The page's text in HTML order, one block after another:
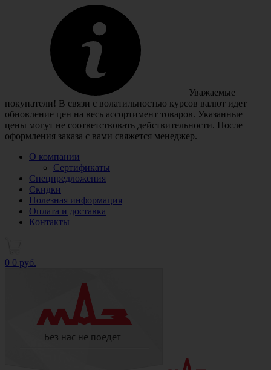
Уважаемые
покупатели! В связи с волатильностью курсов валют идет
обновление цен на весь ассортимент товаров. Указанные
цены могут не соответствовать действительности. После
оформления заказа с вами свяжется менеджер.
О компании
Сертификаты
Спецпредложения
Скидки
Полезная информация
Оплата и доставка
Контакты
0 0 руб.